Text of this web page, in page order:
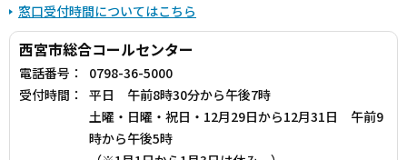
窓口受付時間についてはこちら
西宮市総合コールセンター
電話番号：
0798-36-5000
受付時間：
平日 午前8時30分から午後7時
土曜・日曜・祝日・12月29日から12月31日 午前9
時から午後5時